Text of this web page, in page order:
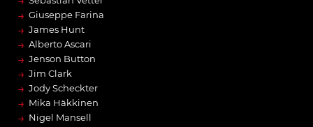
→ Giuseppe Farina
→ James Hunt
→ Alberto Ascari
→ Jenson Button
→ Jim Clark
→ Jody Scheckter
→ Mika Häkkinen
→ Nigel Mansell